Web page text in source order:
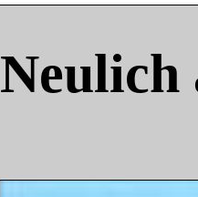
Neulich